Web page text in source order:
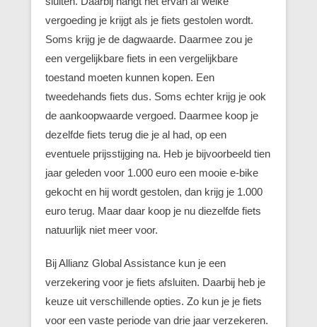
vergoeding je krijgt als je fiets gestolen wordt.
Soms krijg je de dagwaarde. Daarmee zou je
een vergelijkbare fiets in een vergelijkbare
toestand moeten kunnen kopen. Een
tweedehands fiets dus. Soms echter krijg je ook
de aankoopwaarde vergoed. Daarmee koop je
dezelfde fiets terug die je al had, op een
eventuele prijsstijging na. Heb je bijvoorbeeld tien
jaar geleden voor 1.000 euro een mooie e-bike
gekocht en hij wordt gestolen, dan krijg je 1.000
euro terug. Maar daar koop je nu diezelfde fiets
natuurlijk niet meer voor.
Bij Allianz Global Assistance kun je een
verzekering voor je fiets afsluiten. Daarbij heb je
keuze uit verschillende opties. Zo kun je je fiets
voor een vaste periode van drie jaar verzekeren.